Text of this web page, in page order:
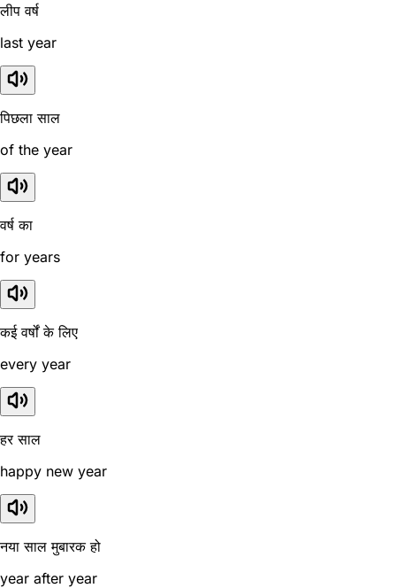
लीप वर्ष
last year
पिछला साल
of the year
वर्ष का
for years
कई वर्षों के लिए
every year
हर साल
happy new year
नया साल मुबारक हो
year after year